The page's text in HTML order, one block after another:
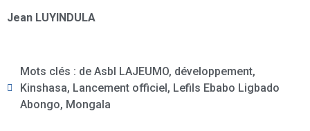
Jean LUYINDULA
Mots clés : de Asbl LAJEUMO, développement,
Kinshasa, Lancement officiel , Lefils Ebabo Ligbado
Abongo, Mongala